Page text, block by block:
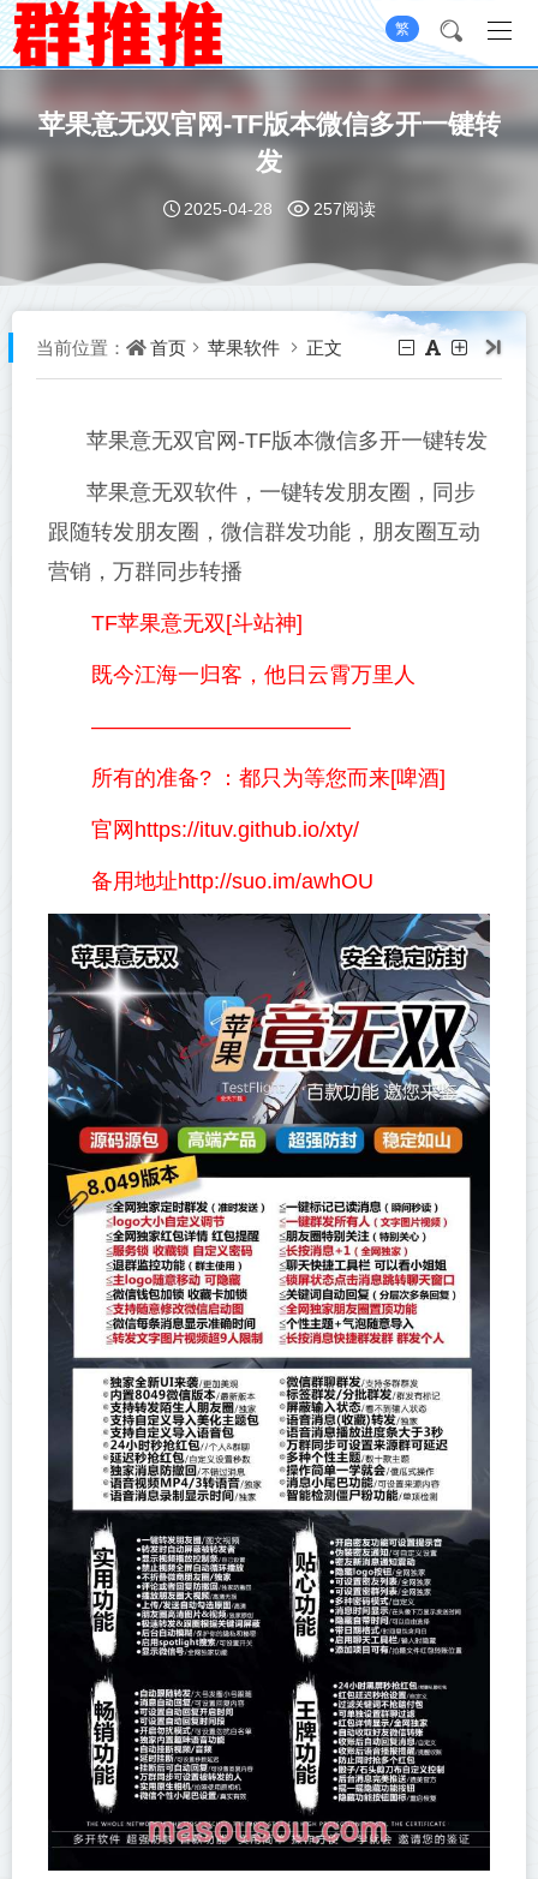
繁
苹果意无双官网-TF版本微信多开一键转
发
2025-04-28 257阅读
当前位置： 首页 苹果软件 正文
苹果意无双官网-TF版本微信多开一键转发
苹果意无双软件，一键转发朋友圈，同步
跟随转发朋友圈，微信群发功能，朋友圈互动
营销，万群同步转播
TF苹果意无双[斗站神]
既今江海一归客，他日云霄万里人
————————————
所有的准备? ：都只为等您而来[啤酒]
官网https://ituv.github.io/xty/
备用地址http://suo.im/awhOU